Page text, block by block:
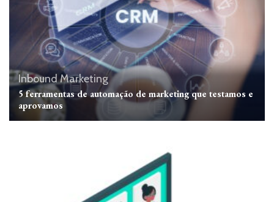
Inbound Marketing
5 ferramentas de automação de marketing que testamos e
aprovamos